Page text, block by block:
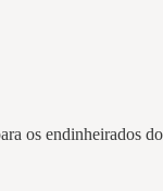
os endinheirados